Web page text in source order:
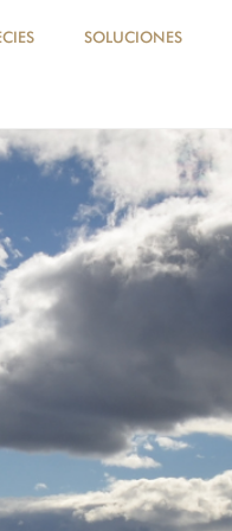
SOLUCIONES